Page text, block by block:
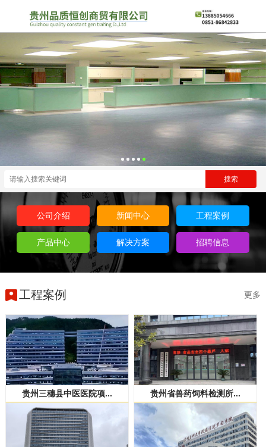
公司介绍 新闻中心 工程案例
产品中心 解决方案 招聘信息
工程案例 更多
贵州三穗县中医医院项... 贵州省兽药饲料检测所...